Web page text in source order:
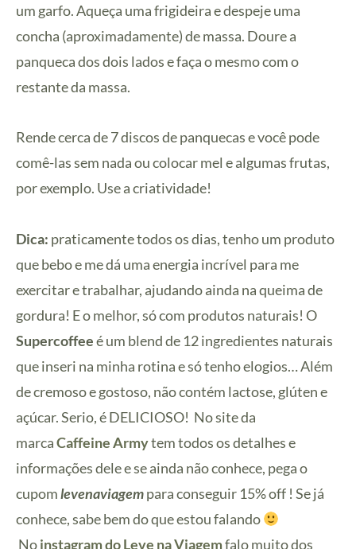
um garfo. Aqueça uma frigideira e despeje uma
concha (aproximadamente) de massa. Doure a
panqueca dos dois lados e faça o mesmo com o
restante da massa.
Rende cerca de 7 discos de panquecas e você pode
comê-las sem nada ou colocar mel e algumas frutas,
por exemplo. Use a criatividade!
Dica: praticamente todos os dias, tenho um produto
que bebo e me dá uma energia incrível para me
exercitar e trabalhar, ajudando ainda na queima de
gordura! E o melhor, só com produtos naturais! O
Supercoffeeé um blend de 12 ingredientes naturais
que inseri na minha rotina e só tenho elogios… Além
de cremoso e gostoso, não contém lactose, glúten e
açúcar. Serio, é DELICIOSO! No site da
marcaCaffeine Armytem todos os detalhes e
informações dele e se ainda não conhece, pega o
cupomlevenaviagempara conseguir 15% off ! Se já
conhece, sabe bem do que estou falando
Noinstagram do Leve na Viagemfalo muito dos